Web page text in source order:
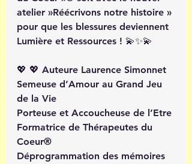
atelier »Réécrivons notre histoire »
pour que les blessures deviennent
Lumière et Ressources ! 💫✨💫
💖 💖 Auteure Laurence Simonnet
Semeuse d’Amour au Grand Jeu
de la Vie
Porteuse et Accoucheuse de l’Etre
Formatrice de Thérapeutes du
Coeur®️
Déprogrammation des mémoires